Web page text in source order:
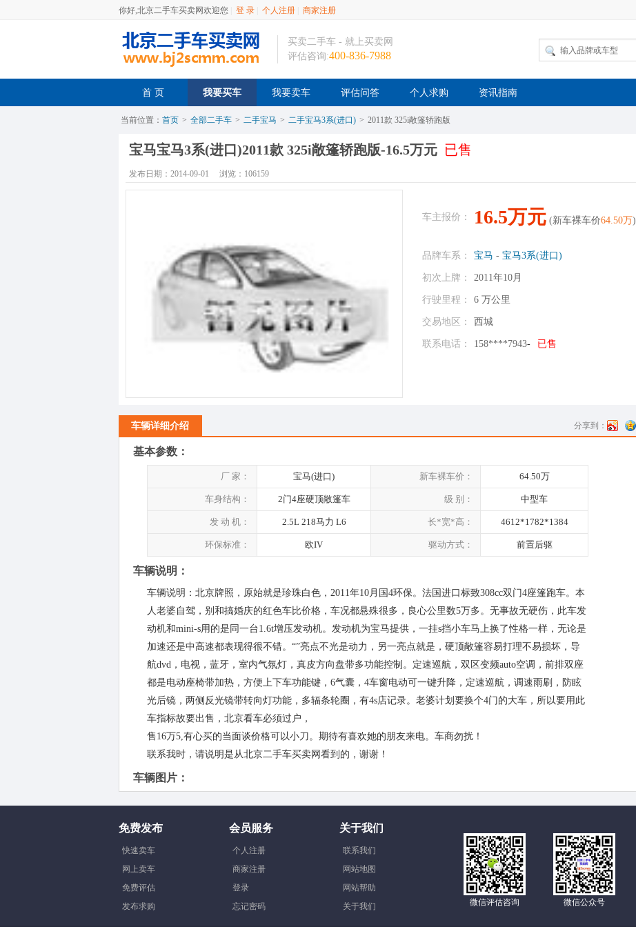
你好,北京二手车买卖网欢迎您 登 录 个人注册 商家注册
买卖二手车 - 就上买卖网
评估咨询:400-836-7988
首 页 我要买车 我要卖车 评估问答 个人求购 资讯指南
当前位置： 首页 > 全部二手车 > 二手宝马 > 二手宝马3系(进口) > 2011款 325i敞篷轿跑版
宝马宝马3系(进口)2011款 325i敞篷轿跑版-16.5万元 已售
发布日期：2014-09-01 浏览：106159
车主报价： 16.5万元 (新车裸车价64.50万)
品牌车系： 宝马 - 宝马3系(进口)
初次上牌： 2011年10月
行驶里程： 6 万公里
交易地区： 西城
联系电话： 158****7943- 已售
车辆详细介绍 分享到：
基本参数：
厂 家： 宝马(进口) 新车裸车价： 64.50万
车身结构： 2门4座硬顶敞篷车 级 别： 中型车
发 动 机： 2.5L 218马力 L6 长*宽*高： 4612*1782*1384
环保标准： 欧IV 驱动方式： 前置后驱
车辆说明：
车辆说明：北京牌照，原始就是珍珠白色，2011年10月国4环保。法国进口标致308cc双门4座篷跑车。本
人老婆自驾，别和搞婚庆的红色车比价格，车况都悬殊很多，良心公里数5万多。无事故无硬伤，此车发
动机和mini-s用的是同一台1.6t增压发动机。发动机为宝马提供，一挂s挡小车马上换了性格一样，无论是
加速还是中高速都表现得很不错。“”亮点不光是动力，另一亮点就是，硬顶敞篷容易打理不易损坏，导
航dvd，电视，蓝牙，室内气氛灯，真皮方向盘带多功能控制。定速巡航，双区变频auto空调，前排双座
都是电动座椅带加热，方便上下车功能键，6气囊，4车窗电动可一键升降，定速巡航，调速雨刷，防眩
光后镜，两侧反光镜带转向灯功能，多辐条轮圈，有4s店记录。老婆计划要换个4门的大车，所以要用此
车指标故要出售，北京看车必须过户，
售16万5,有心买的当面谈价格可以小刀。期待有喜欢她的朋友来电。车商勿扰！
联系我时，请说明是从北京二手车买卖网看到的，谢谢！
车辆图片：
免费发布
快速卖车
网上卖车
免费评估
发布求购
会员服务
个人注册
商家注册
登录
忘记密码
关于我们
联系我们
网站地图
网站帮助
关于我们
微信评估咨询 微信公众号